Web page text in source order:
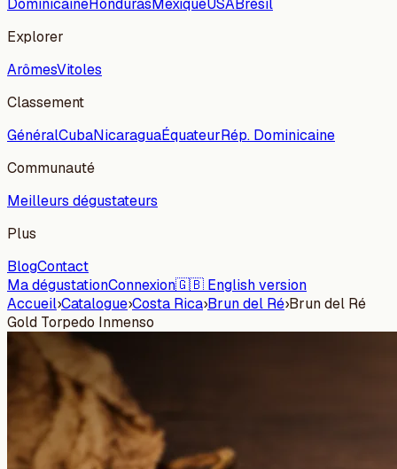
DominicaineHondurasMexiqueUSABrésil
Explorer
ArômesVitoles
Classement
GénéralCubaNicaraguaÉquateurRép. Dominicaine
Communauté
Meilleurs dégustateurs
Plus
BlogContact
Ma dégustationConnexion🇬🇧 English version
Accueil›Catalogue›Costa Rica›Brun del Ré›Brun del Ré
Gold Torpedo Inmenso